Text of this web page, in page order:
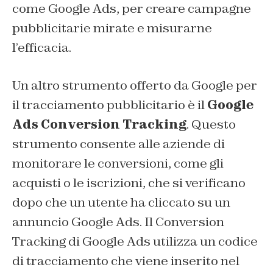
come Google Ads, per creare campagne
pubblicitarie mirate e misurarne
l’efficacia.
Un altro strumento offerto da Google per
il tracciamento pubblicitario è ilGoogle
Ads Conversion Tracking. Questo
strumento consente alle aziende di
monitorare le conversioni, come gli
acquisti o le iscrizioni, che si verificano
dopo che un utente ha cliccato su un
annuncio Google Ads. Il Conversion
Tracking di Google Ads utilizza un codice
di tracciamento che viene inserito nel